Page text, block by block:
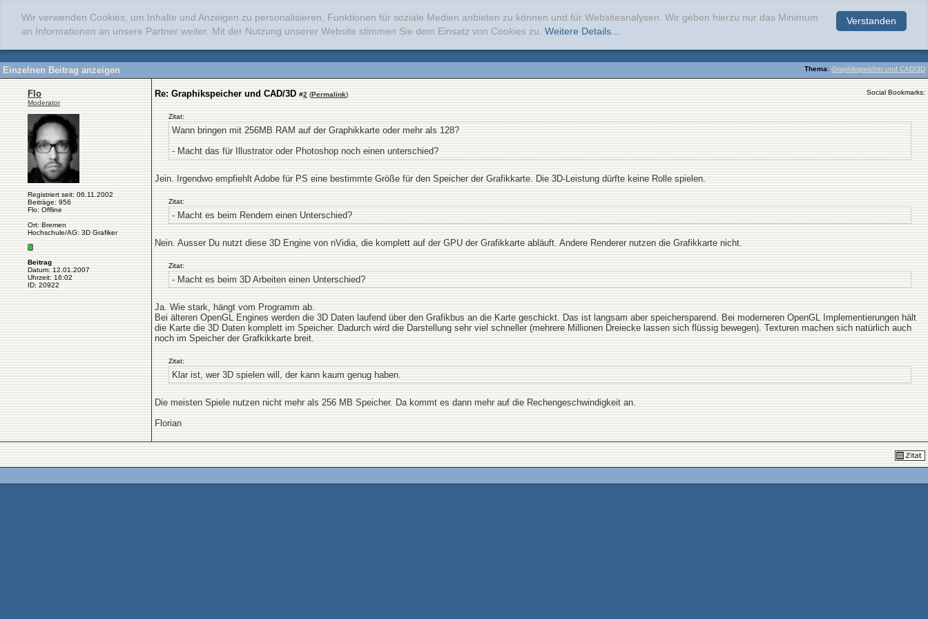
Verstanden
Wir verwenden Cookies, um Inhalte und Anzeigen zu personalisieren, Funktionen für soziale Medien anbieten zu können und für Websiteanalysen. Wir geben hierzu nur das Minimum
an Informationen an unsere Partner weiter. Mit der Nutzung unserer Website stimmen Sie dem Einsatz von Cookies zu. Weitere Details...
Thema: Graphikspeicher und CAD/3D
Einzelnen Beitrag anzeigen
Flo
Moderator
Registriert seit: 06.11.2002
Beiträge: 956
Flo: Offline
Ort: Bremen
Hochschule/AG: 3D Grafiker
Beitrag
Datum: 12.01.2007
Uhrzeit: 16:02
ID: 20922
Re: Graphikspeicher und CAD/3D #2 (Permalink) Social Bookmarks:
Zitat:
Wann bringen mit 256MB RAM auf der Graphikkarte oder mehr als 128?
- Macht das für Illustrator oder Photoshop noch einen unterschied?
Jein. Irgendwo empfiehlt Adobe für PS eine bestimmte Größe für den Speicher der Grafikkarte. Die 3D-Leistung dürfte keine Rolle spielen.
Zitat:
- Macht es beim Rendern einen Unterschied?
Nein. Ausser Du nutzt diese 3D Engine von nVidia, die komplett auf der GPU der Grafikkarte abläuft. Andere Renderer nutzen die Grafikkarte nicht.
Zitat:
- Macht es beim 3D Arbeiten einen Unterschied?
Ja. Wie stark, hängt vom Programm ab.
Bei älteren OpenGL Engines werden die 3D Daten laufend über den Grafikbus an die Karte geschickt. Das ist langsam aber speichersparend. Bei moderneren OpenGL Implementierungen hält
die Karte die 3D Daten komplett im Speicher. Dadurch wird die Darstellung sehr viel schneller (mehrere Millionen Dreiecke lassen sich flüssig bewegen). Texturen machen sich natürlich auch
noch im Speicher der Grafkikkarte breit.
Zitat:
Klar ist, wer 3D spielen will, der kann kaum genug haben.
Die meisten Spiele nutzen nicht mehr als 256 MB Speicher. Da kommt es dann mehr auf die Rechengeschwindigkeit an.
Florian